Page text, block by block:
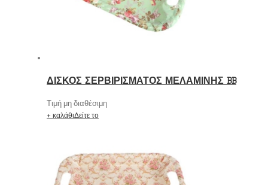
ΔΙΣΚΟΣ ΣΕΡΒΙΡΙΣΜΑΤΟΣ ΜΕΛΑΜΙΝΗΣ BB
Τιμή μη διαθέσιμη
+ καλάθιΔείτε το